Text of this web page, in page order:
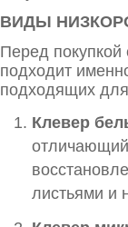
ВИДЫ
Перед
подходит
подходящих
Клевер
листьями и